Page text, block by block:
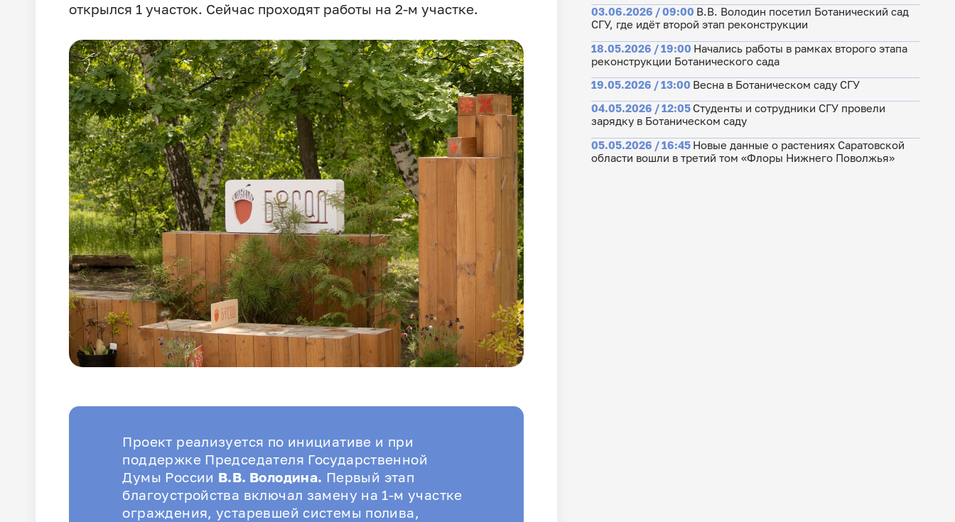
открылся 1 участок. Сейчас проходят работы на 2-м участке.
Проект реализуется по инициативе и при
поддержке Председателя Государственной
Думы России В.В. Володина. Первый этап
благоустройства включал замену на 1-м участке
ограждения, устаревшей системы полива,
03.06.2026 / 09:00 В.В. Володин посетил Ботанический сад
СГУ, где идёт второй этап реконструкции
18.05.2026 / 19:00 Начались работы в рамках второго этапа
реконструкции Ботанического сада
19.05.2026 / 13:00 Весна в Ботаническом саду СГУ
04.05.2026 / 12:05 Студенты и сотрудники СГУ провели
зарядку в Ботаническом саду
05.05.2026 / 16:45 Новые данные о растениях Саратовской
области вошли в третий том «Флоры Нижнего Поволжья»